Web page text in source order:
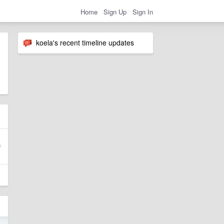
Home Sign Up Sign In
koela's recent timeline updates